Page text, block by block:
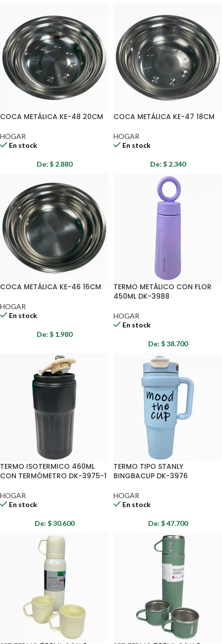
COCA METÁLICA KE-48 20CM
HOGAR
En stock
De: $2.880
COCA METÁLICA KE-47 18CM
HOGAR
En stock
De: $2.340
COCA METÁLICA KE-46 16CM
HOGAR
En stock
De: $1.980
TERMO METÁLICO CON FLOR
450ML DK-3988
HOGAR
En stock
De: $38.700
TERMO ISOTERMICO 460ML
CON TERMÓMETRO DK-3975-1
HOGAR
En stock
De: $30.600
TERMO TIPO STANLY
BINGBACUP DK-3976
HOGAR
En stock
De: $47.700